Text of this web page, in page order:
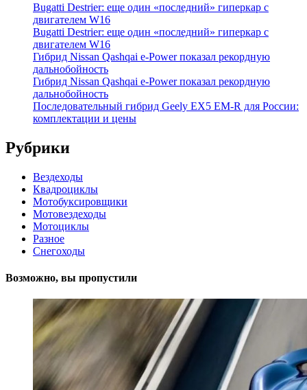
Bugatti Destrier: еще один «последний» гиперкар с
двигателем W16
Bugatti Destrier: еще один «последний» гиперкар с
двигателем W16
Гибрид Nissan Qashqai e-Power показал рекордную
дальнобойность
Гибрид Nissan Qashqai e-Power показал рекордную
дальнобойность
Последовательный гибрид Geely EX5 EM-R для России:
комплектации и цены
Рубрики
Вездеходы
Квадроциклы
Мотобуксировщики
Мотовездеходы
Мотоциклы
Разное
Снегоходы
Возможно, вы пропустили